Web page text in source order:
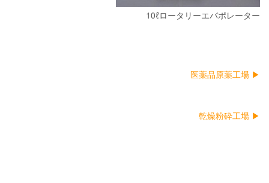
10ℓロータリーエバポレーター
医薬品原薬工場 ▶
乾燥粉砕工場 ▶